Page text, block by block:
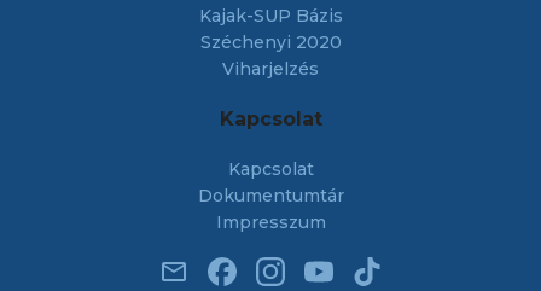
Kajak-SUP Bázis
Széchenyi 2020
Viharjelzés
Kapcsolat
Kapcsolat
Dokumentumtár
Impresszum
email